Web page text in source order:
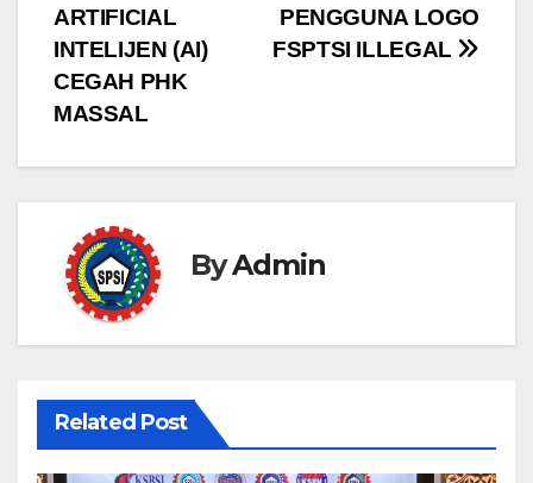
PENGGUNA LOGO
FSPTSI ILLEGAL
ARTIFICIAL
INTELIJEN (AI)
CEGAH PHK
MASSAL
ByAdmin
Related Post